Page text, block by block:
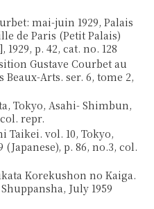
mai-juin 1929, Palais
de Paris (Petit Palais)
1929, p. 42, cat. no. 128
Gustave Courbet au
Beaux-Arts. ser. 6, tome 2,
Tokyo, Asahi- Shimbun,
repr.
Taikei. vol. 10, Tokyo,
(Japanese), p. 86, no.3, col.
Korekushon no Kaiga.
July 1959